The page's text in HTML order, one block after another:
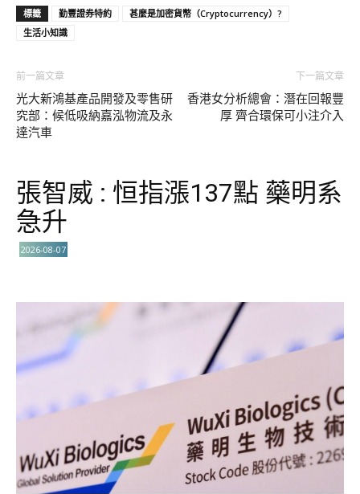
標籤 勤豐證券特約
甚麼是加密貨幣（Cryptocurrency）?
生活小知識
前一篇文章
光大新鴻基產品開發及零售研
究部：候低吸納嘉泓物流及永
達汽車
下一篇文章
香港女分析總會：潛在回報豐
厚 齊合環保可小注介入
張智威 : 恒指漲137點 藥明系
急升
2026-08-07